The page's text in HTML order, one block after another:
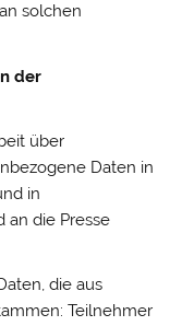
solchen
der
über
Daten in
in
die Presse
die aus
Teilnehmer